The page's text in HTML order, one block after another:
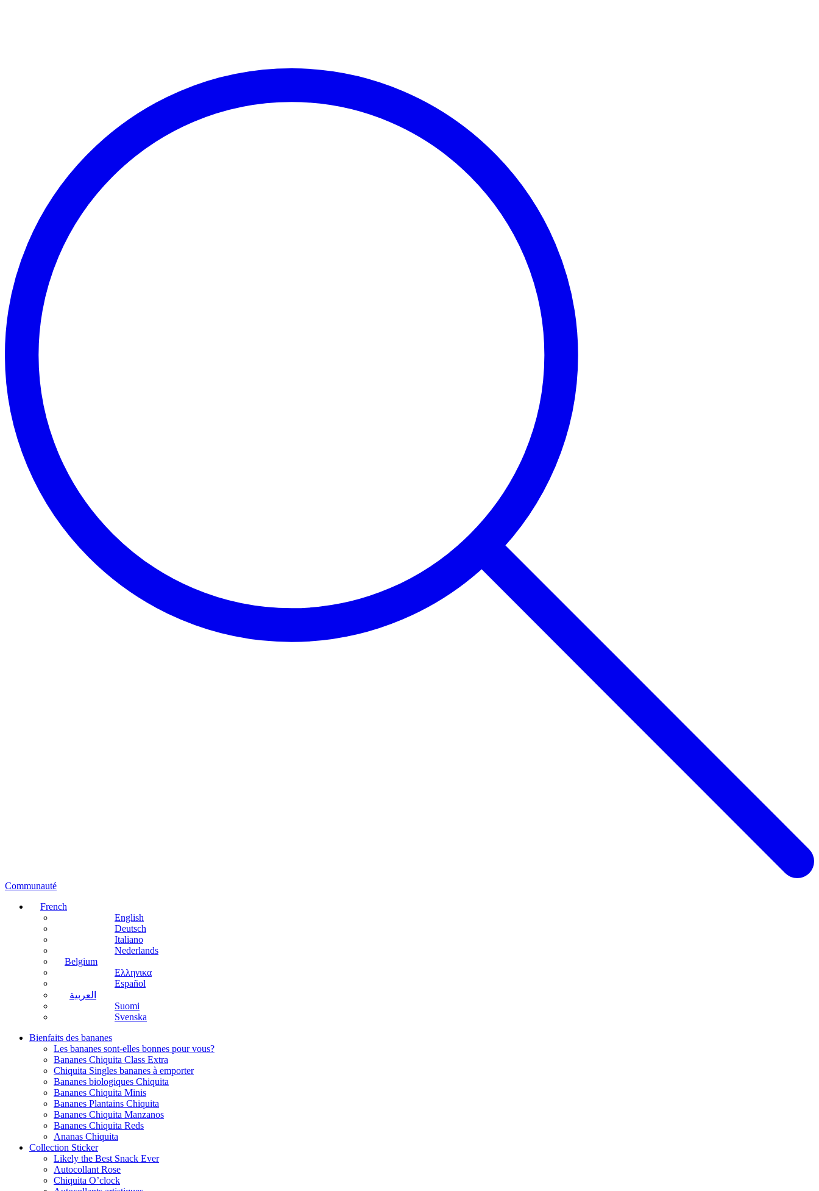
Communauté
French
English
Deutsch
Italiano
Nederlands
Belgium
Ελληνικα
Español
العربية
Suomi
Svenska
Bienfaits des bananes
Les bananes sont-elles bonnes pour vous?
Bananes Chiquita Class Extra
Chiquita Singles bananes à emporter
Bananes biologiques Chiquita
Bananes Chiquita Minis
Bananes Plantains Chiquita
Bananes Chiquita Manzanos
Bananes Chiquita Reds
Ananas Chiquita
Collection Sticker
Likely the Best Snack Ever
Autocollant Rose
Chiquita O’clock